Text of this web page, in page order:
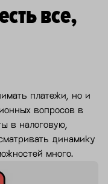
все,
платежи, но и
вопросов в
в налоговую,
динамику
много.